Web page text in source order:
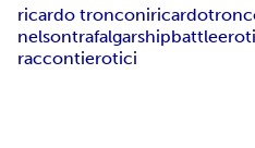
ricardo tronconi
nelsontrafalgarshipbattle
raccontierotici